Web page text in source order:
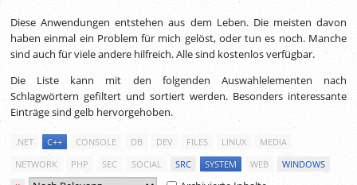
Diese Anwendungen entstehen aus dem Leben. Die meisten davon
haben einmal ein Problem für mich gelöst, oder tun es noch. Manche
sind auch für viele andere hilfreich. Alle sind kostenlos verfügbar.
Die Liste kann mit den folgenden Auswahlelementen nach
Schlagwörtern gefiltert und sortiert werden. Besonders interessante
Einträge sind gelb hervorgehoben.
.NET C++ CONSOLE DB DEV FILES LINUX
MEDIA
NETWORK
PHP SEC SOCIAL SRC SYSTEM WEB
WINDOWS